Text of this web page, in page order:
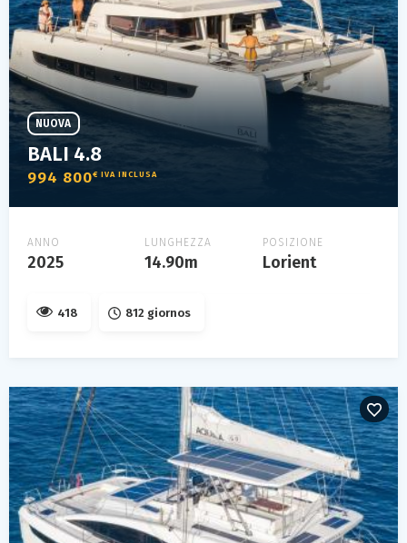
BALI 4.8
994 800€ IVA INCLUSA
NUOVA
ANNO
2025
LUNGHEZZA
14.90m
POSIZIONE
Lorient
418 812 giornos